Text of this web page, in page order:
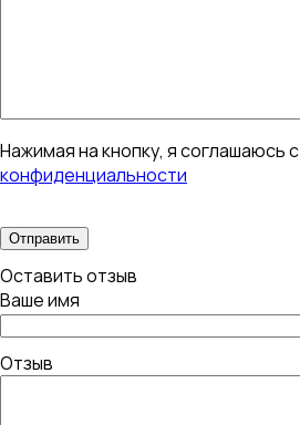
Нажимая на кнопку, я соглашаюсь с
конфиденциальности
Оставить отзыв
Ваше имя
Отзыв